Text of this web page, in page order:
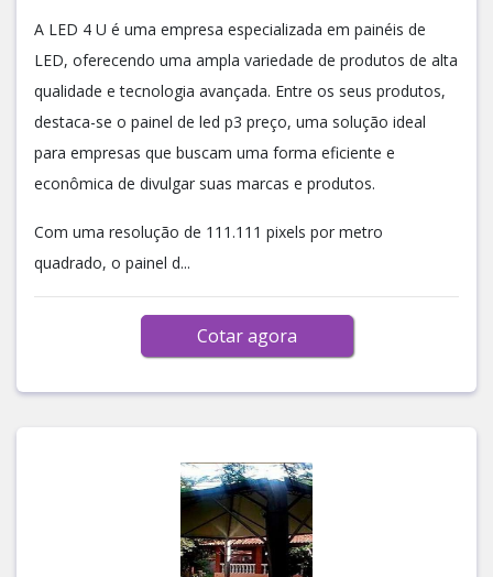
A LED 4 U é uma empresa especializada em painéis de
LED, oferecendo uma ampla variedade de produtos de alta
qualidade e tecnologia avançada. Entre os seus produtos,
destaca-se o painel de led p3 preço, uma solução ideal
para empresas que buscam uma forma eficiente e
econômica de divulgar suas marcas e produtos.
Com uma resolução de 111.111 pixels por metro
quadrado, o painel d...
Cotar agora